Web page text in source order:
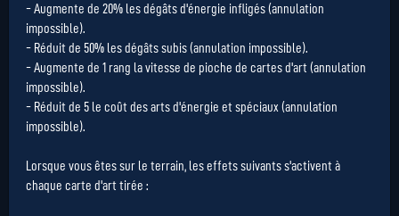
- Augmente de 20% les dégâts d'énergie infligés (annulation
impossible).
- Réduit de 50% les dégâts subis (annulation impossible).
- Augmente de 1 rang la vitesse de pioche de cartes d'art (annulation
impossible).
- Réduit de 5 le coût des arts d'énergie et spéciaux (annulation
impossible).
Lorsque vous êtes sur le terrain, les effets suivants s'activent à
chaque carte d'art tirée :